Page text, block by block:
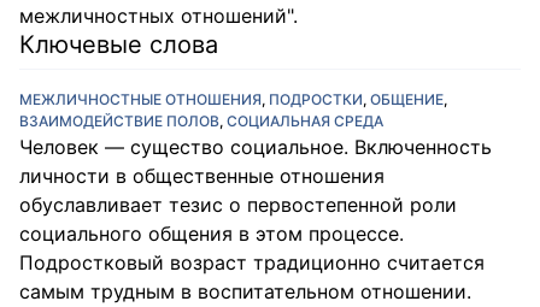
межличностных отношений".
Ключевые слова
МЕЖЛИЧНОСТНЫЕ ОТНОШЕНИЯ, ПОДРОСТКИ, ОБЩЕНИЕ,
ВЗАИМОДЕЙСТВИЕ ПОЛОВ, СОЦИАЛЬНАЯ СРЕДА
Человек — существо социальное. Включенность
личности в общественные отношения
обуславливает тезис о первостепенной роли
социального общения в этом процессе.
Подростковый возраст традиционно считается
самым трудным в воспитательном отношении.